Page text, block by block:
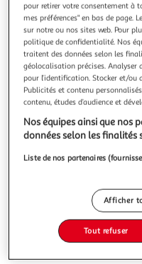
4.8 (4)
SIEMENS
Lave-vaisselle 13
Siemens SN23HW02KE
Siemens, dispose d'une
programmes : Eco 50 °C,
Programme 1h 65 °C,
et 4 options : : Home
varioSpeed Plus q
En savoir +
Vendu parNouveaux
Livraison dès 2/3
Plus d'options
Nouveaux
780,01€
dont 15,42€ d'éco-part.
pour retirer votre consentement à
mes préférences" en bas de page.
sur notre ou nos sites web. Pour
politique de confidentialité. Nos
traitent des données selon les
géolocalisation précises. Analyser
pour l’identification. Stocker et/ou
Publicités et contenu
contenu, études d’audience et
Nos équipes ainsi que nos
données selon les finalités
Liste de nos partenaires
Afficher
Tout refuser